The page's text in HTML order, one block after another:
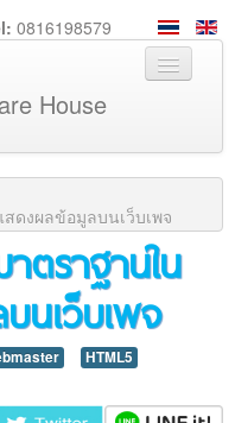
0816198579
House
ดงผลข้อมูลบนเว็บเพจ
ตราฐานใน
นเว็บเพจ
HTML5